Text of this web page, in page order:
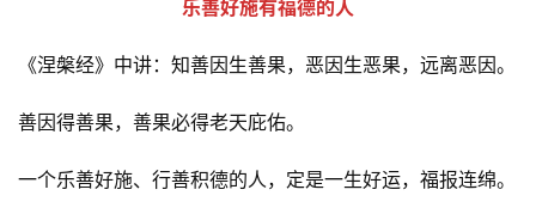
慈
教
乐善好施有福德的人
《涅槃经》中讲：知善因生善果，恶因生恶果，远离恶因。
善因得善果，善果必得老天庇佑。
一个乐善好施、行善积德的人，定是一生好运，福报连绵。